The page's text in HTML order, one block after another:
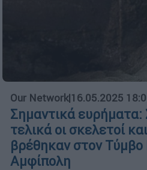
Our Network|16.05.2025
Σημαντικά ευρήματα:
τελικά οι σκελετοί
βρέθηκαν στον
Αμφίπολη